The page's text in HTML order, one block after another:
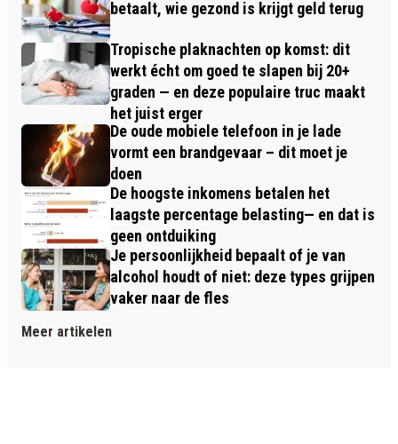
betaalt, wie gezond is krijgt geld terug
Tropische plaknachten op komst: dit
werkt écht om goed te slapen bij 20+
graden — en deze populaire truc maakt
het juist erger
De oude mobiele telefoon in je lade
vormt een brandgevaar – dit moet je
doen
De hoogste inkomens betalen het
laagste percentage belasting— en dat is
geen ontduiking
Je persoonlijkheid bepaalt of je van
alcohol houdt of niet: deze types grijpen
vaker naar de fles
Meer artikelen